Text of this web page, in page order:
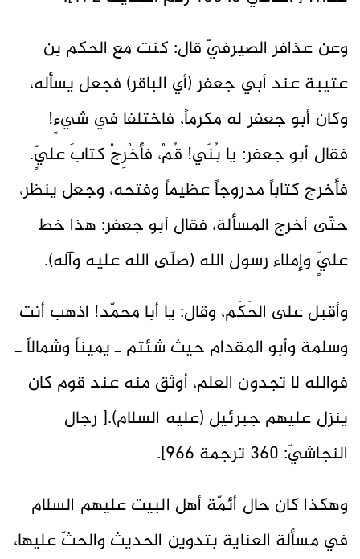
وعن عذافر الصيرفيّ قال: كنت مع الحكم بن
عتيبة عند أبي جعفر (أي الباقر) فجعل يسأله،
وكان أبو جعفر له مكرماً، فاختلفا في شيءٍ!
فقال أبو جعفر: يا بُنَي! قُمْ، فأَخْرِجْ كتابَ عليٍّ.
فأخرج كتاباً مدروجاً عظيماً وفتحه، وجعل ينظر،
حتّى أخرج المسألة، فقال أبو جعفر: هذا خط
عليٍّ وإملاء رسول الله (صلّى الله عليه وآله).
وأقبل على الحَكَم، وقال: يا أبا محمّد! اذهب أنت
وسلمة وأبو المقدام حيث شئتم ـ يميناً وشمالاً ـ
فوالله لا تجدون العلم، أوثق منه عند قوم كان
ينزل عليهم جبرئيل (عليه السلام).[ رجال
النجاشيّ: 360 ترجمة 966].
وهكذا كان حال أئمّة أهل البيت عليهم السلام
في مسألة العناية بتدوين الحديث والحثّ عليها،